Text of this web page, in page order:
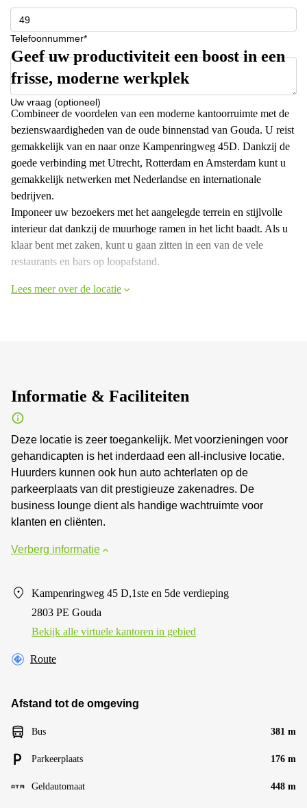
Telefoonnummer*
Uw vraag (optioneel)
Geef uw productiviteit een boost in een
frisse, moderne werkplek
Combineer de voordelen van een moderne kantoorruimte met de
bezienswaardigheden van de oude binnenstad van Gouda. U reist
gemakkelijk van en naar onze Kampenringweg 45D. Dankzij de
goede verbinding met Utrecht, Rotterdam en Amsterdam kunt u
gemakkelijk netwerken met Nederlandse en internationale
bedrijven.
Imponeer uw bezoekers met het aangelegde terrein en stijlvolle
interieur dat dankzij de muurhoge ramen in het licht baadt. Als u
klaar bent met zaken, kunt u gaan zitten in een van de vele
restaurants en bars op loopafstand.
Lees meer over de locatie
Informatie & Faciliteiten
Deze locatie is zeer toegankelijk. Met voorzieningen voor
gehandicapten is het inderdaad een all-inclusive locatie.
Huurders kunnen ook hun auto achterlaten op de
parkeerplaats van dit prestigieuze zakenadres. De
business lounge dient als handige wachtruimte voor
klanten en cliënten.
Verberg informatie
Kampenringweg 45 D,1ste en 5de verdieping
2803 PE Gouda
Bekijk alle virtuele kantoren in gebied
Route
Afstand tot de omgeving
Bus 381 m
Parkeerplaats 176 m
Geldautomaat 448 m